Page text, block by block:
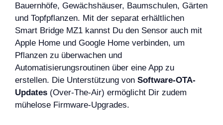
Bauernhöfe, Gewächshäuser, Baumschulen, Gärten
und Topfpflanzen. Mit der separat erhältlichen
Smart Bridge MZ1 kannst Du den Sensor auch mit
Apple Home und Google Home verbinden, um
Pflanzen zu überwachen und
Automatisierungsroutinen über eine App zu
erstellen. Die Unterstützung von Software-OTA-
Updates (Over-The-Air) ermöglicht Dir zudem
mühelose Firmware-Upgrades.